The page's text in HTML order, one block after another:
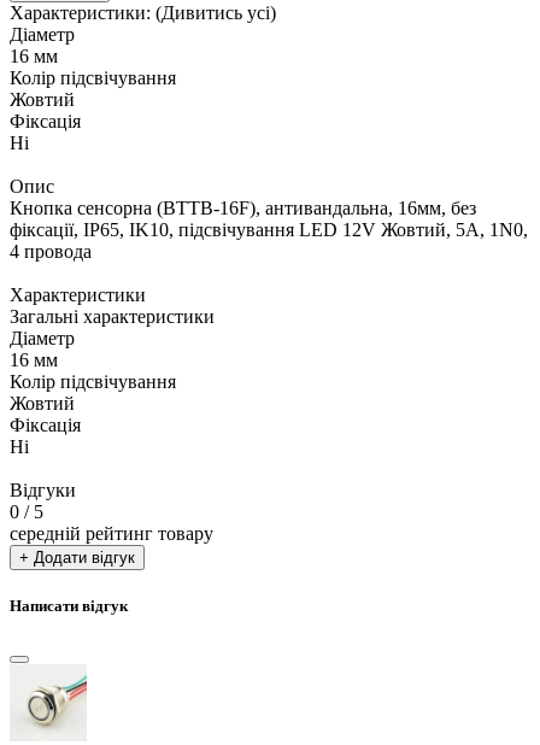
Характеристики: (Дивитись усі)
Діаметр
16 мм
Колір підсвічування
Жовтий
Фіксація
Ні
Опис
Кнопка сенсорна (BTTB-16F), антивандальна, 16мм, без
фіксації, IP65, IK10, підсвічування LED 12V Жовтий, 5А, 1N0,
4 провода
Характеристики
Загальні характеристики
Діаметр
16 мм
Колір підсвічування
Жовтий
Фіксація
Ні
Відгуки
0 / 5
середній рейтинг товару
+ Додати відгук
Написати відгук